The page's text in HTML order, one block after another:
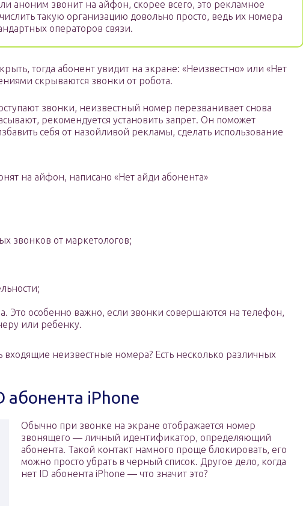
аноним звонит на айфон, скорее всего, это рекламное
такую организацию довольно просто, ведь их номера
операторов связи.
тогда абонент увидит на экране: «Неизвестно» или «Нет
скрываются звонки от робота.
звонки, неизвестный номер перезванивает снова
рекомендуется установить запрет. Он поможет
себя от назойливой рекламы, сделать использование
на айфон, написано «Нет айди абонента»
звонков от маркетологов;
Это особенно важно, если звонки совершаются на телефон,
или ребенку.
неизвестные номера? Есть несколько различных
абонента iPhone
Обычно при звонке на экране отображается номер
звонящего — личный идентификатор, определяющий
абонента. Такой контакт намного проще блокировать, его
можно просто убрать в черный список. Другое дело, когда
нет ID абонента iPhone — что значит это?